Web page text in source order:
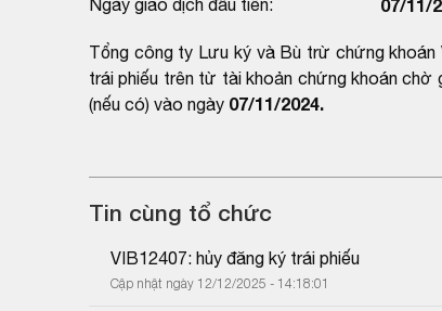
07/11/
Tổng công ty Lưu ký và Bù trừ chứng
trái phiếu trên từ tài khoản chứng khoán chờ
(nếu có) vào ngày 07/11/2024.
Tin cùng tổ chức
VIB12407: hủy đăng ký trái phiếu
Cập nhật ngày 12/12/2025 - 14:18:01